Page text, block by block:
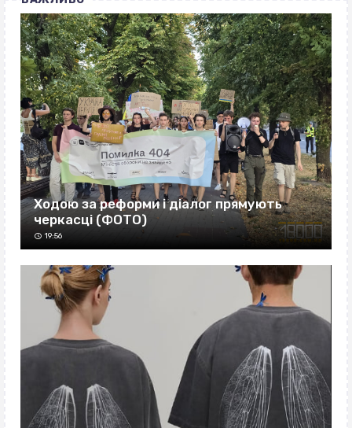
Ходою за реформи і діалог прямують
черкасці (ФОТО)
19:56